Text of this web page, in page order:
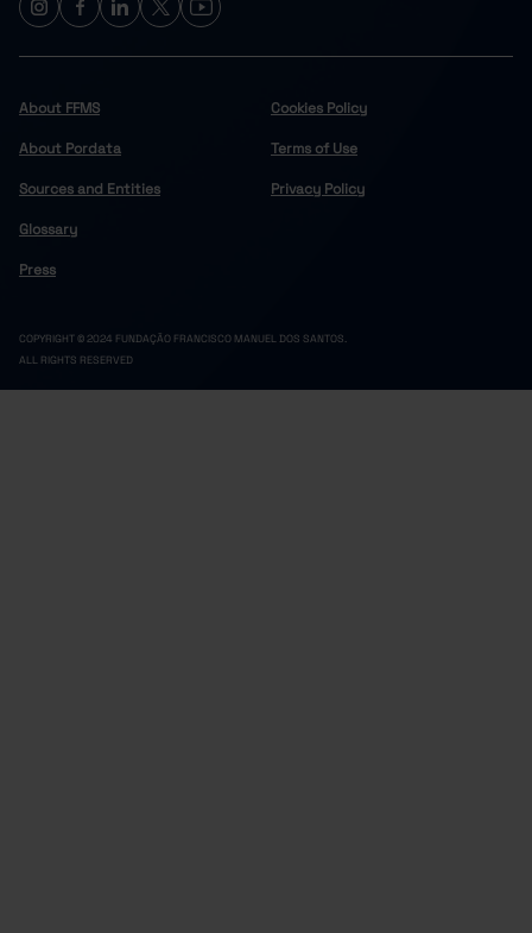
About FFMS
About Pordata
Sources and Entities
Glossary
Press
Cookies Policy
Terms of Use
Privacy Policy
COPYRIGHT © 2024 FUNDAÇÃO FRANCISCO MANUEL DOS SANTOS.
ALL RIGHTS RESERVED